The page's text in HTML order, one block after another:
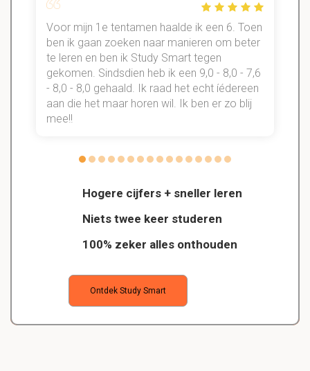
Hogere cijfers + sneller leren
Niets twee keer studeren
100% zeker alles onthouden
Ontdek Study Smart
Voor mijn 1e tentamen haalde ik een 6. Toen
ben ik gaan zoeken naar manieren om beter
te leren en ben ik Study Smart tegen
gekomen. Sindsdien heb ik een 9,0 - 8,0 - 7,6
- 8,0 - 8,0 gehaald. Ik raad het echt íédereen
aan die het maar horen wil. Ik ben er zo blij
mee!!